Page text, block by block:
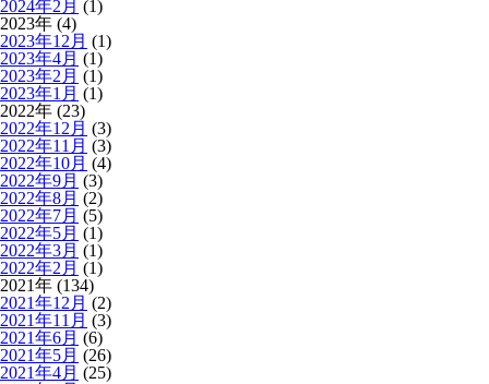
2024年2月 (1)
2023年 (4)
2023年12月 (1)
2023年4月 (1)
2023年2月 (1)
2023年1月 (1)
2022年 (23)
2022年12月 (3)
2022年11月 (3)
2022年10月 (4)
2022年9月 (3)
2022年8月 (2)
2022年7月 (5)
2022年5月 (1)
2022年3月 (1)
2022年2月 (1)
2021年 (134)
2021年12月 (2)
2021年11月 (3)
2021年6月 (6)
2021年5月 (26)
2021年4月 (25)